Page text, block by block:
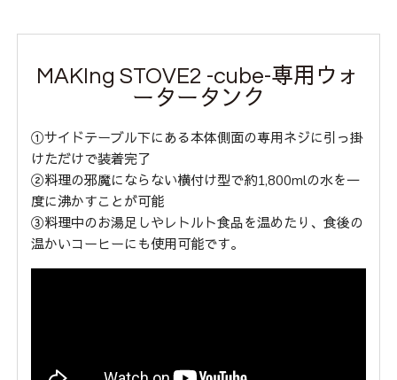
MAKIng STOVE2 -cube-専用ウォ
ータータンク
①サイドテーブル下にある本体側面の専用ネジに引っ掛
けただけで装着完了
②料理の邪魔にならない横付け型で約1,800mlの水を一
度に沸かすことが可能
③料理中のお湯足しやレトルト食品を温めたり、食後の
温かいコーヒーにも使用可能です。